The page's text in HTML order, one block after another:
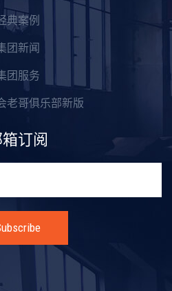
典案例
团新闻
团服务
老哥俱乐部新版
订阅